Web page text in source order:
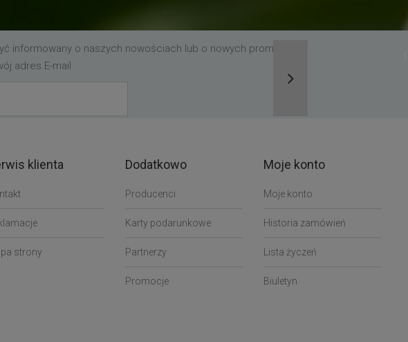
informowany o naszych nowościach lub o nowych promocjach,
adres E-mail
klienta
strony
Dodatkowo
Producenci
Karty podarunkowe
Partnerzy
Promocje
Moje konto
Moje konto
Historia zamówień
Lista życzeń
Biuletyn